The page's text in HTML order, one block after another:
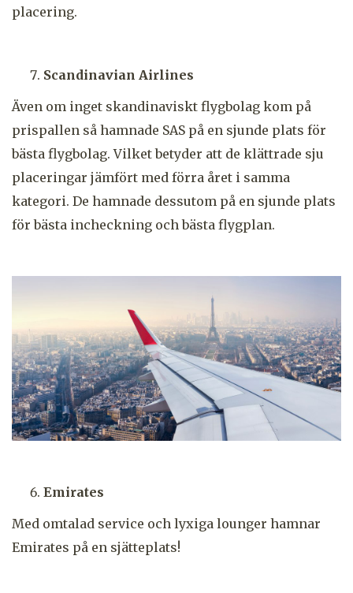
placering.
Scandinavian Airlines
Även om inget skandinaviskt flygbolag kom på
prispallen så hamnade SAS på en sjunde plats för
bästa flygbolag. Vilket betyder att de klättrade sju
placeringar jämfört med förra året i samma
kategori. De hamnade dessutom på en sjunde plats
för bästa incheckning och bästa flygplan.
Emirates
Med omtalad service och lyxiga lounger hamnar
Emirates på en sjätteplats!